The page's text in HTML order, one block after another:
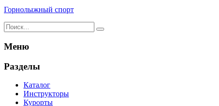
Горнолыжный спорт
Результаты
поиска
для:
%s:
Меню
Разделы
Каталог
Инструкторы
Курорты